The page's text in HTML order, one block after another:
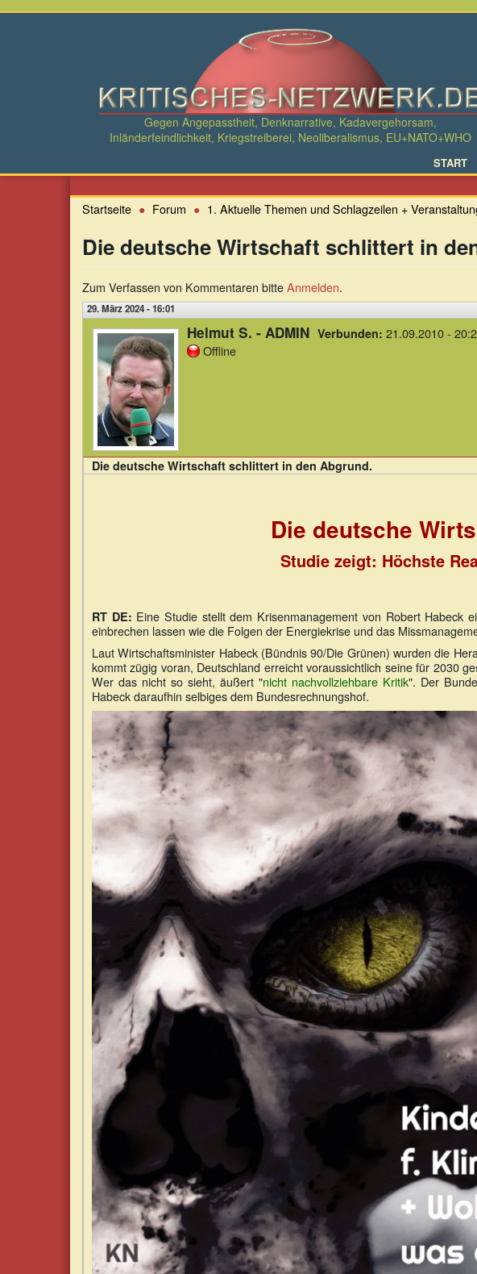
Direkt
Gegen Angepasstheit, Denknarrative, Kadavergehorsam,
Inländerfeindlichkeit, Kriegstreiberei, Neoliberalismus, EU+NATO+WHO
START
Meinungsfreiheit
Startseite Forum 1. Aktuelle Themen und Schlagzeilen +
Die deutsche Wirtschaft schlittert in
Zum Verfassen von Kommentaren bitteAnmelden.
29. März 2024 - 16:01
Helmut S. - ADMIN
Offline
Verbunden: 21.09.2010 -
Die deutsche Wirtschaft schlittert in den Abgrund.
Die deutsche
Studie zeigt: Höchste
RT DE: Eine Studie stellt dem Krisenmanagement von Robert Habeck
einbrechen lassen wie die Folgen der Energiekrise und das
Laut Wirtschaftsminister Habeck (Bündnis 90/Die Grünen) wurden die
kommt zügig voran, Deutschland erreicht voraussichtlich seine für 2030
Wer das nicht so sieht, äußert "nicht nachvollziehbare Kritik". Der
Habeck daraufhin selbiges dem Bundesrechnungshof.